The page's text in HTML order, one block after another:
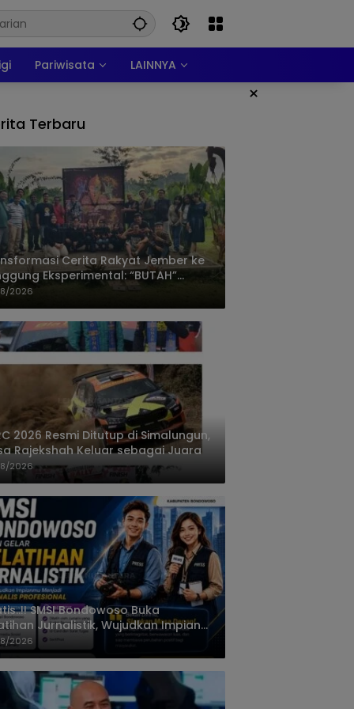
Pariwisata LAINNYA
×
Terbaru
Cerita Rakyat Jember ke
Eksperimental: “BUTAH”
Krisis Ekologi
2026
2026 Resmi Ditutup di Simalungun,
Rajekshah Keluar sebagai Juara
2026
SMSI Bondowoso Buka
Jurnalistik, Wujudkan Impian
Jurnalis Profesional
2026